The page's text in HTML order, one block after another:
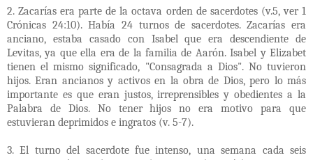
2. Zacarías era parte de la octava orden de sacerdotes (v.5, ver 1
Crónicas 24:10). Había 24 turnos de sacerdotes. Zacarías era
anciano, estaba casado con Isabel que era descendiente de
Levitas, ya que ella era de la familia de Aarón. Isabel y Elizabet
tienen el mismo significado, "Consagrada a Dios". No tuvieron
hijos. Eran ancianos y activos en la obra de Dios, pero lo más
importante es que eran justos, irreprensibles y obedientes a la
Palabra de Dios. No tener hijos no era motivo para que
estuvieran deprimidos e ingratos (v. 5-7).
3. El turno del sacerdote fue intenso, una semana cada seis